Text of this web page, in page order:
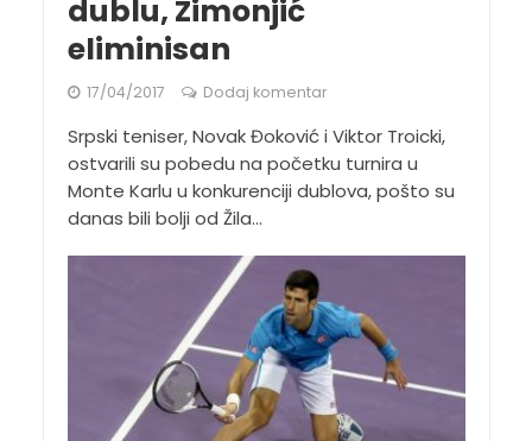
dublu, Zimonjić
eliminisan
17/04/2017 Dodaj komentar
Srpski teniser, Novak Đoković i Viktor Troicki,
ostvarili su pobedu na početku turnira u
Monte Karlu u konkurenciji dublova, pošto su
danas bili bolji od Žila...